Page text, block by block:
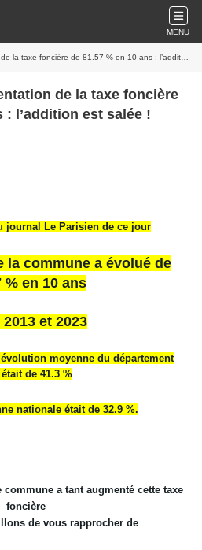
MENU
foncière de 81.57 % en 10 ans : l’addition est salée !
de la taxe foncière
: l’addition est salée !
journal Le Parisien de ce jour
la commune a évolué de
% en 10 ans
et 2023
moyenne du département
était de 41.3 %
nationale était de 32.9 %.
a tant augmenté cette taxe
foncière
de vous rapprocher de